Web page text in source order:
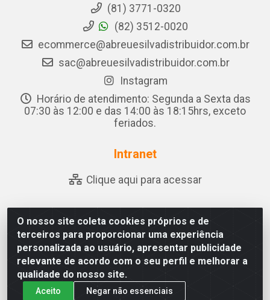
O nosso site coleta cookies próprios e de
terceiros para proporcionar uma experiência
personalizada ao usuário, apresentar publicidade
relevante de acordo com o seu perfil e melhorar a
qualidade do nosso site.
Aceito Negar não essenciais
(81) 3771-0320
(82) 3512-0020
ecommerce@abreuesilvadistribuidor.com.br
sac@abreuesilvadistribuidor.com.br
Instagram
Horário de atendimento: Segunda a Sexta das
07:30 às 12:00 e das 14:00 às 18:15hrs, exceto
feriados.
Intranet
Clique aqui para acessar
Abreu & Silva - Rua Padre Jose de Souza Leite, 265 - Ariado,
Olho D'Água das Flores/AL - CEP 57.442-000 - CNPJ
04.790.656/0001-06